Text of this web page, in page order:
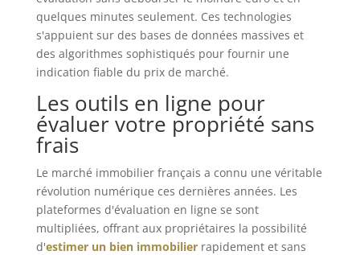
quelques minutes seulement. Ces technologies
s'appuient sur des bases de données massives et
des algorithmes sophistiqués pour fournir une
indication fiable du prix de marché.
Les outils en ligne pour
évaluer votre propriété sans
frais
Le marché immobilier français a connu une véritable
révolution numérique ces dernières années. Les
plateformes d'évaluation en ligne se sont
multipliées, offrant aux propriétaires la possibilité
d'estimer un bien immobilierrapidement et sans